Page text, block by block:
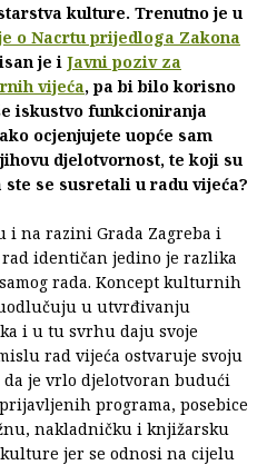
kulture. Trenutno je u
o Nacrtu prijedloga Zakona
je i Javni poziv za
vijeća, pa bi bilo korisno
iskustvo funkcioniranja
ocjenjujete uopće sam
djelotvornost, te koji su
se susretali u radu vijeća?
i na razini Grada Zagreba i
identičan jedino je razlika
rada. Koncept kulturnih
u utvrđivanju
i u tu svrhu daju svoje
rad vijeća ostvaruje svoju
je vrlo djelotvoran budući
programa, posebice
nakladničku i knjižarsku
jer se odnosi na cijelu